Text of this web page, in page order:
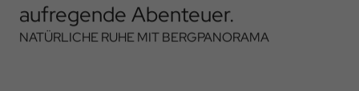
aufregende Abenteuer.
NATÜRLICHE RUHE MIT BERGPANORAMA